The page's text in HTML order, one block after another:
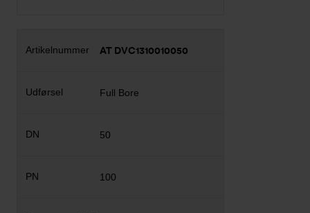
AT DVC1310010050
Full Bore
50
100